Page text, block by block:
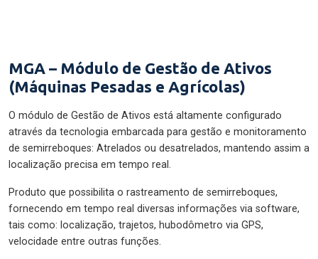
MGA – Módulo de Gestão de Ativos
(Máquinas Pesadas e Agrícolas)
O módulo de Gestão de Ativos está altamente configurado
através da tecnologia embarcada para gestão e monitoramento
de semirreboques: Atrelados ou desatrelados, mantendo assim a
localização precisa em tempo real.
Produto que possibilita o rastreamento de semirreboques,
fornecendo em tempo real diversas informações via software,
tais como: localização, trajetos, hubodômetro via GPS,
velocidade entre outras funções.